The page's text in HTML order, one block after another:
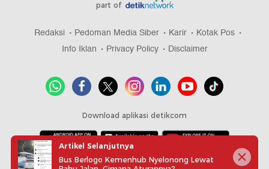
part of
Redaksi Pedoman Media Siber Karir
Kotak Pos
Info Iklan
Privacy Policy Disclaimer
Download aplikasi detikcom
Copyright @ 2026 detikcom, All right reserved
Artikel Selanjutnya
Bus Berlogo Kemenhub Nyelonong Lewat